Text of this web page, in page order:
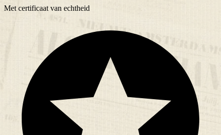
Met certificaat van echtheid